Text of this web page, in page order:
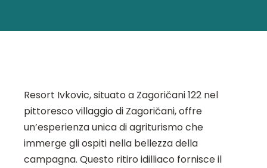
Resort Ivkovic, situato a Zagoričani 122 nel
pittoresco villaggio di Zagoričani, offre
un’esperienza unica di agriturismo che
immerge gli ospiti nella bellezza della
campagna. Questo ritiro idilliaco fornisce il